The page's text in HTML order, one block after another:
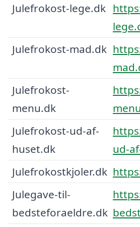
Julefrokost-lege.dk
Julefrokost-mad.dk
Julefrokost-
menu.dk
Julefrokost-ud-af-
huset.dk
ud-
Julefrokostkjoler.dk
Julegave-til-
bedsteforaeldre.dk